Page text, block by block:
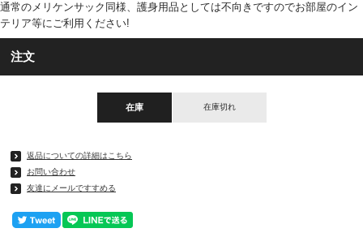
通常のメリケンサック同様、護身用品としては不向きですのでお部屋のイン
テリア等にご利用ください!
注文
在庫 在庫切れ
返品についての詳細はこちら
お問い合わせ
友達にメールですすめる